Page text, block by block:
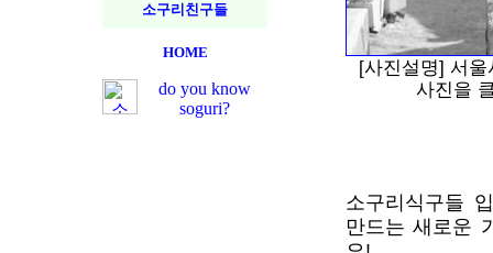
소구리친구들
HOME
do you know
soguri?
[사진설명] 서
사진을
소구리식구들
만드는 새로운